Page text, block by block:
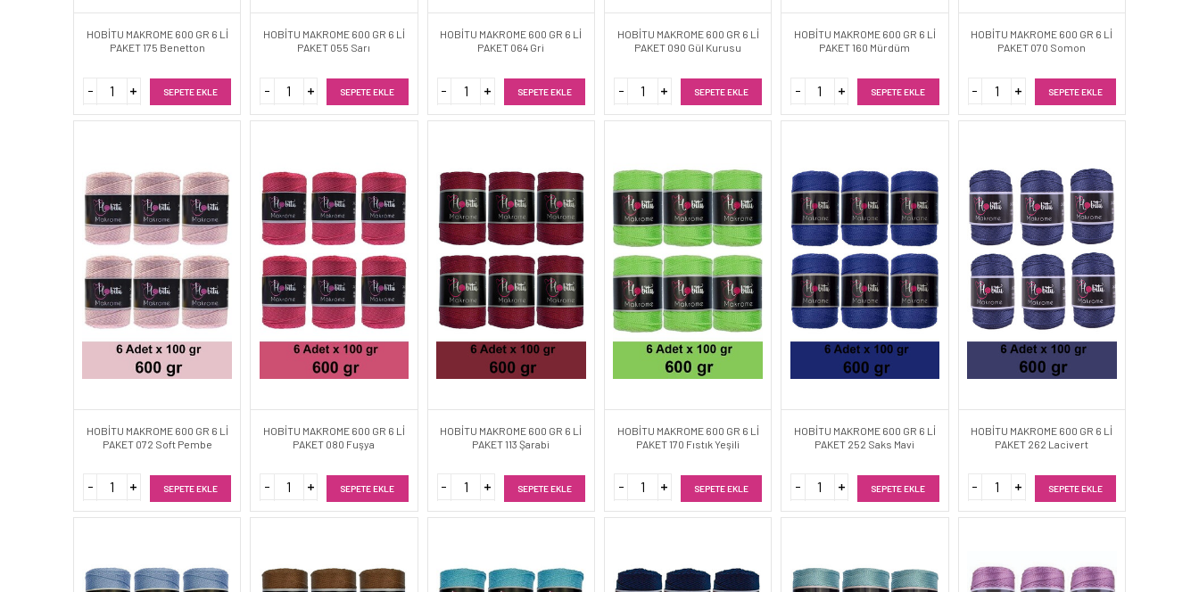
HOBİTU MAKROME 600 GR 6 Lİ
PAKET 175 Benetton
SEPETE EKLE
HOBİTU MAKROME 600 GR 6 Lİ
PAKET 055 Sarı
SEPETE EKLE
HOBİTU MAKROME 600 GR 6 Lİ
PAKET 064 Gri
SEPETE EKLE
HOBİTU MAKROME 600 GR 6 Lİ
PAKET 090 Gül Kurusu
SEPETE EKLE
HOBİTU MAKROME 600 GR 6 Lİ
PAKET 160 Mürdüm
SEPETE EKLE
HOBİTU MAKROME 600 GR 6 Lİ
PAKET 070 Somon
SEPETE EKLE
HOBİTU MAKROME 600 GR 6 Lİ
PAKET 072 Soft Pembe
SEPETE EKLE
HOBİTU MAKROME 600 GR 6 Lİ
PAKET 080 Fuşya
SEPETE EKLE
HOBİTU MAKROME 600 GR 6 Lİ
PAKET 113 Şarabi
SEPETE EKLE
HOBİTU MAKROME 600 GR 6 Lİ
PAKET 170 Fıstık Yeşili
SEPETE EKLE
HOBİTU MAKROME 600 GR 6 Lİ
PAKET 252 Saks Mavi
SEPETE EKLE
HOBİTU MAKROME 600 GR 6 Lİ
PAKET 262 Lacivert
SEPETE EKLE